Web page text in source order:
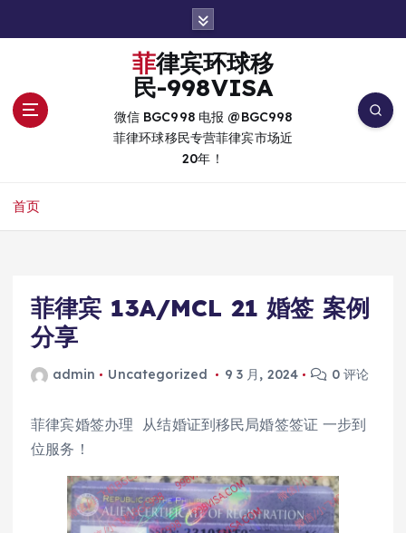
菲律宾环球移
民-998VISA
微信 BGC998 电报 @BGC998
菲律环球移民专营菲律宾市场近
20年！
首页
菲律宾 13A/MCL 21 婚签 案例
分享
admin Uncategorized 9 3 月, 2024 0 评论
菲律宾婚签办理 从结婚证到移民局婚签签证 一步到
位服务！